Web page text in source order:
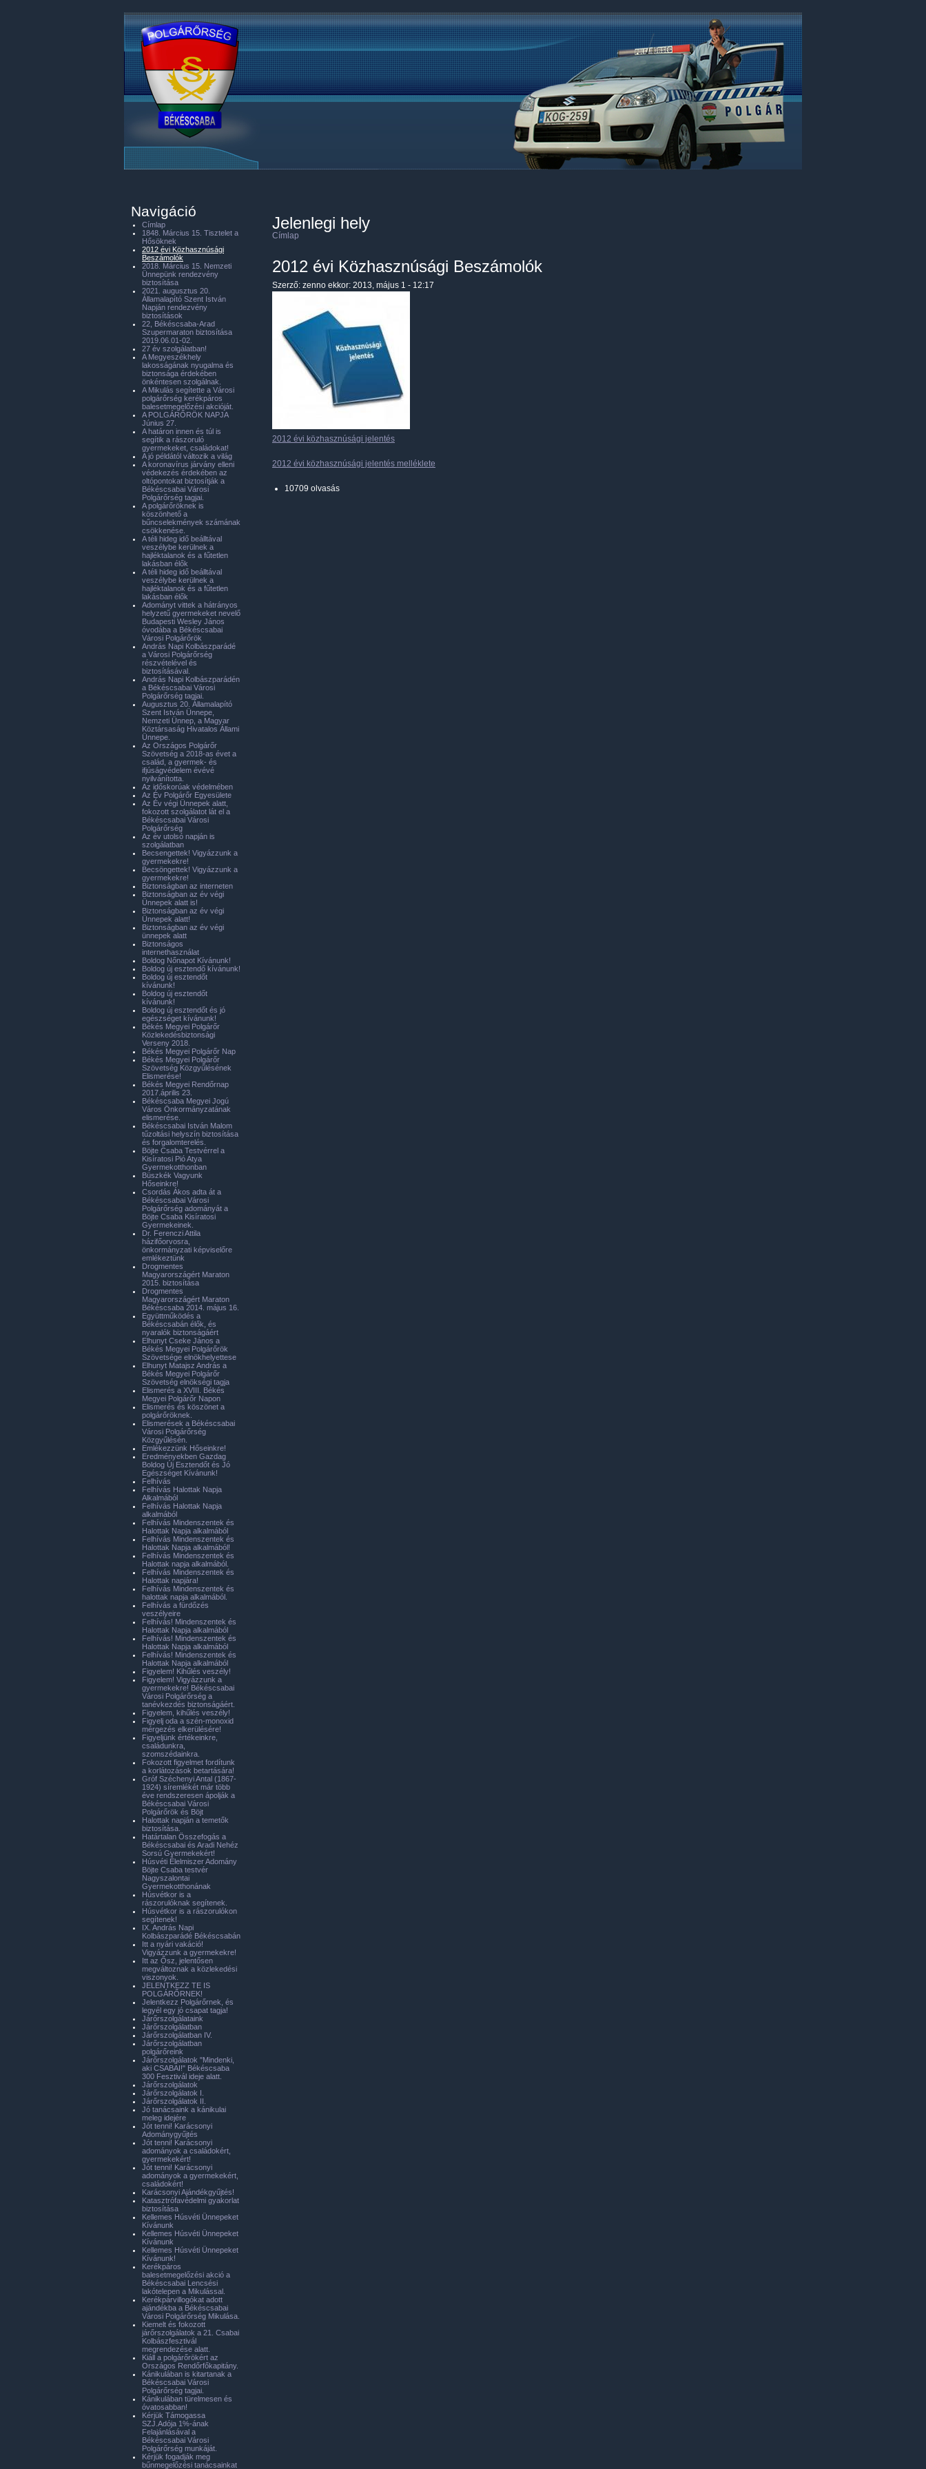
Jelenlegi hely
Címlap
2012 évi Közhasznúsági Beszámolók
Szerző: zenno ekkor: 2013, május 1 - 12:17
2012 évi közhasznúsági jelentés
2012 évi közhasznúsági jelentés melléklete
10709 olvasás
Navigáció
Címlap
1848. Március 15. Tisztelet a
Hősöknek
2012 évi Közhasznúsági
Beszámolók
2018. Március 15. Nemzeti
Ünnepünk rendezvény
biztosítása
2021. augusztus 20.
Államalapító Szent István
Napján rendezvény
biztosítások
22, Békéscsaba-Arad
Szupermaraton biztosítása
2019.06.01-02.
27 év szolgálatban!
A Megyeszékhely
lakosságának nyugalma és
biztonsága érdekében
önkéntesen szolgálnak.
A Mikulás segítette a Városi
polgárőrség kerékpáros
balesetmegelőzési akcióját.
A POLGÁRŐRÖK NAPJA
Június 27.
A határon innen és túl is
segítik a rászoruló
gyermekeket, családokat!
A jó példától változik a világ
A koronavírus járvány elleni
védekezés érdekében az
oltópontokat biztosítják a
Békéscsabai Városi
Polgárőrség tagjai.
A polgárőröknek is
köszönhető a
bűncselekmények számának
csökkenése.
A téli hideg idő beálltával
veszélybe kerülnek a
hajléktalanok és a fűtetlen
lakásban élők
A téli hideg idő beálltával
veszélybe kerülnek a
hajléktalanok és a fűtetlen
lakásban élők
Adományt vittek a hátrányos
helyzetű gyermekeket nevelő
Budapesti Wesley János
óvodába a Békéscsabai
Városi Polgárőrök
András Napi Kolbászparádé
a Városi Polgárőrség
részvételével és
biztosításával.
András Napi Kolbászparádén
a Békéscsabai Városi
Polgárőrség tagjai.
Augusztus 20. Államalapító
Szent István Ünnepe,
Nemzeti Ünnep, a Magyar
Köztársaság Hivatalos Állami
Ünnepe.
Az Országos Polgárőr
Szövetség a 2018-as évet a
család, a gyermek- és
ifjúságvédelem évévé
nyilvánította.
Az időskorúak védelmében
Az Év Polgárőr Egyesülete
Az Év végi Ünnepek alatt,
fokozott szolgálatot lát el a
Békéscsabai Városi
Polgárőrség
Az év utolsó napján is
szolgálatban
Becsengettek! Vigyázzunk a
gyermekekre!
Becsöngettek! Vigyázzunk a
gyermekekre!
Biztonságban az interneten
Biztonságban az év végi
Ünnepek alatt is!
Biztonságban az év végi
Ünnepek alatt!
Biztonságban az év végi
ünnepek alatt
Biztonságos
internethasználat
Boldog Nőnapot Kívánunk!
Boldog új esztendő kívánunk!
Boldog új esztendőt
kívánunk!
Boldog új esztendőt
kívánunk!
Boldog új esztendőt és jó
egészséget kívánunk!
Békés Megyei Polgárőr
Közlekedésbiztonsági
Verseny 2018.
Békés Megyei Polgárőr Nap
Békés Megyei Polgárőr
Szövetség Közgyűlésének
Elismerése!
Békés Megyei Rendőrnap
2017.április 23.
Békéscsaba Megyei Jogú
Város Önkormányzatának
elismerése.
Békéscsabai István Malom
tűzoltási helyszín biztosítása
és forgalomterelés.
Böjte Csaba Testvérrel a
Kisíratosi Pió Atya
Gyermekotthonban
Büszkék Vagyunk
Hőseinkre!
Csordás Ákos adta át a
Békéscsabai Városi
Polgárőrség adományát a
Böjte Csaba Kisíratosi
Gyermekeinek.
Dr. Ferenczi Attila
házifőorvosra,
önkormányzati képviselőre
emlékeztünk
Drogmentes
Magyarországért Maraton
2015. biztosítása
Drogmentes
Magyarországért Maraton
Békéscsaba 2014. május 16.
Együttműködés a
Békéscsabán élők, és
nyaralók biztonságáért
Elhunyt Cseke János a
Békés Megyei Polgárőrök
Szövetsége elnökhelyettese
Elhunyt Matajsz András a
Békés Megyei Polgárőr
Szövetség elnökségi tagja
Elismerés a XVIII. Békés
Megyei Polgárőr Napon
Elismerés és köszönet a
polgárőröknek.
Elismerések a Békéscsabai
Városi Polgárőrség
Közgyűlésén.
Emlékezzünk Hőseinkre!
Eredményekben Gazdag
Boldog Új Esztendőt és Jó
Egészséget Kívánunk!
Felhívás
Felhívás Halottak Napja
Alkalmából
Felhívás Halottak Napja
alkalmából
Felhívás Mindenszentek és
Halottak Napja alkalmából
Felhívás Mindenszentek és
Halottak Napja alkalmából!
Felhívás Mindenszentek és
Halottak napja alkalmából.
Felhívás Mindenszentek és
Halottak napjára!
Felhívás Mindenszentek és
halottak napja alkalmából.
Felhívás a fürdőzés
veszélyeire
Felhívás! Mindenszentek és
Halottak Napja alkalmából
Felhívás! Mindenszentek és
Halottak Napja alkalmából
Felhívás! Mindenszentek és
Halottak Napja alkalmából
Figyelem! Kihűlés veszély!
Figyelem! Vigyázzunk a
gyermekekre! Békéscsabai
Városi Polgárőrség a
tanévkezdés biztonságáért.
Figyelem, kihűlés veszély!
Figyelj oda a szén-monoxid
mérgezés elkerülésére!
Figyeljünk értékeinkre,
családunkra,
szomszédainkra.
Fokozott figyelmet fordítunk
a korlátozások betartására!
Gróf Széchenyi Antal (1867-
1924) síremlékét már több
éve rendszeresen ápolják a
Békéscsabai Városi
Polgárőrök és Böjt
Halottak napján a temetők
biztosítása.
Határtalan Összefogás a
Békéscsabai és Aradi Nehéz
Sorsú Gyermekekért!
Húsvéti Élelmiszer Adomány
Böjte Csaba testvér
Nagyszalontai
Gyermekotthonának
Húsvétkor is a
rászorulóknak segítenek.
Húsvétkor is a rászorulókon
segítenek!
IX. András Napi
Kolbászparádé Békéscsabán
Itt a nyári vakáció!
Vigyázzunk a gyermekekre!
Itt az Ősz, jelentősen
megváltoznak a közlekedési
viszonyok.
JELENTKEZZ TE IS
POLGÁRŐRNEK!
Jelentkezz Polgárőrnek, és
legyél egy jó csapat tagja!
Járőrszolgálataink
Járőrszolgálatban
Járőrszolgálatban IV.
Járőrszolgálatban
polgárőreink
Járőrszolgálatok "Mindenki,
aki CSABAI!" Békéscsaba
300 Fesztivál ideje alatt.
Járőrszolgálatok
Járőrszolgálatok I.
Járőrszolgálatok II.
Jó tanácsaink a kánikulai
meleg idejére
Jót tenni! Karácsonyi
Adománygyűjtés
Jót tenni! Karácsonyi
adományok a családokért,
gyermekekért!
Jót tenni! Karácsonyi
adományok a gyermekekért,
családokért!
Karácsonyi Ajándékgyűjtés!
Katasztrófavédelmi gyakorlat
biztosítása
Kellemes Húsvéti Ünnepeket
Kívánunk
Kellemes Húsvéti Ünnepeket
Kívánunk
Kellemes Húsvéti Ünnepeket
Kívánunk!
Kerékpáros
balesetmegelőzési akció a
Békéscsabai Lencsési
lakótelepen a Mikulással.
Kerékpárvillogókat adott
ajándékba a Békéscsabai
Városi Polgárőrség Mikulása.
Kiemelt és fokozott
járőrszolgálatok a 21. Csabai
Kolbászfesztivál
megrendezése alatt.
Kiáll a polgárőrökért az
Országos Rendőrfőkapitány.
Kánikulában is kitartanak a
Békéscsabai Városi
Polgárőrség tagjai.
Kánikulában türelmesen és
óvatosabban!
Kérjük Támogassa
SZJ.Adója 1%-ának
Felajánlásával a
Békéscsabai Városi
Polgárőrség munkáját.
Kérjük fogadják meg
bűnmegelőzési tanácsainkat